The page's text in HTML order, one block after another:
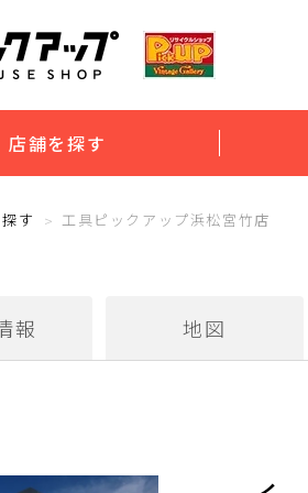
店舗を探す
す 工具ピックアップ浜松宮竹店
報 地図